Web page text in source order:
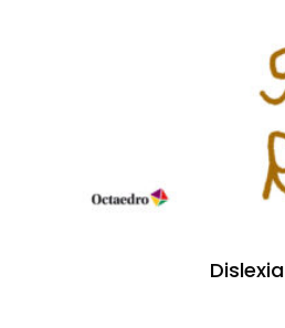
Dislexia